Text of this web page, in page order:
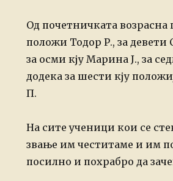
Од почетничката возрасна
положи Тодор Р., за девети
за осми кју Марина Ј., за
додека за шести кју
П.
На сите ученици кои се
звање им честитаме и им
посилно и похрабро да